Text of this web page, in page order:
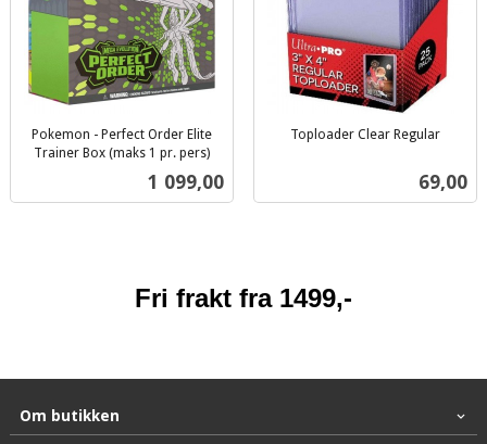
Pokemon - Perfect Order Elite
Trainer Box (maks 1 pr. pers)
Pris
1 099,00
Toploader Clear Regular
Pris
69,00
Fri frakt fra 1499,-
Om butikken